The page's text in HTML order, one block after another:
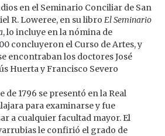
en el Seminario Conciliar de San
R. Loweree, en su libro El Seminario
, lo incluye en la nómina de
concluyeron el Curso de Artes, y
encontraban los doctores José
Huerta y Francisco Severo
de 1796 se presentó en la Real
para examinarse y fue
a cualquier facultad mayor. El
le confirió el grado de